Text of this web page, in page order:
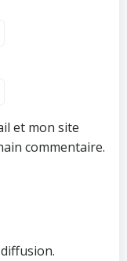
et mon site
commentaire.